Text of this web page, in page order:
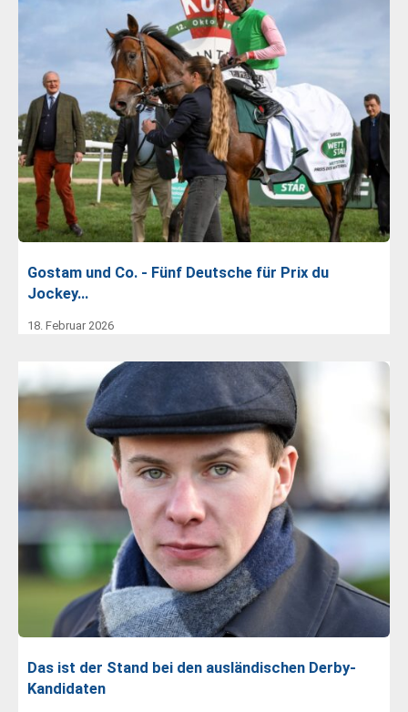
Gostam und Co. - Fünf Deutsche für Prix du
Jockey…
18. Februar 2026
Das ist der Stand bei den ausländischen Derby-
Kandidaten